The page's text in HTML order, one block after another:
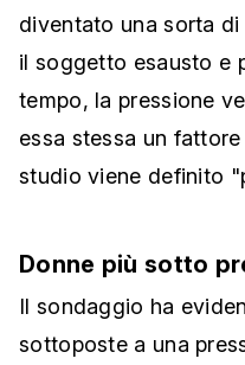
diventato una sorta
il soggetto esausto e
tempo, la pressione
essa stessa un
studio viene definito
Donne più sotto
Il sondaggio ha
sottoposte a una